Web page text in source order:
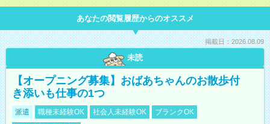
あなたの閲覧履歴からのオススメ
掲載日：2026.08.09
未読
【オープニング募集】おばあちゃんのお散歩付
き添いも仕事の1つ
派遣 職種未経験OK 社会人未経験OK
ブランクOK